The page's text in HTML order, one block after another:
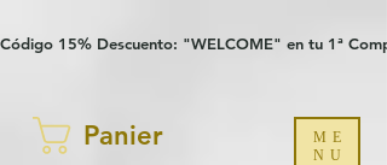
Código 15% Descuento: "WELCOME" en tu 1ª
Panier
ME
NU